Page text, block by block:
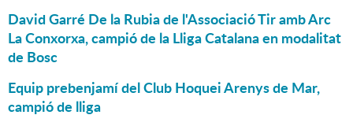
David Garré De la Rubia de l'Associació Tir amb Arc
La Conxorxa, campió de la Lliga Catalana en modalitat
de Bosc
Equip prebenjamí del Club Hoquei Arenys de Mar,
campió de lliga